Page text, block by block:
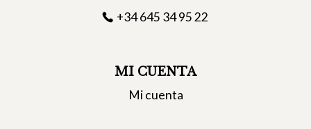
+34 645 34 95 22
MI CUENTA
Mi cuenta